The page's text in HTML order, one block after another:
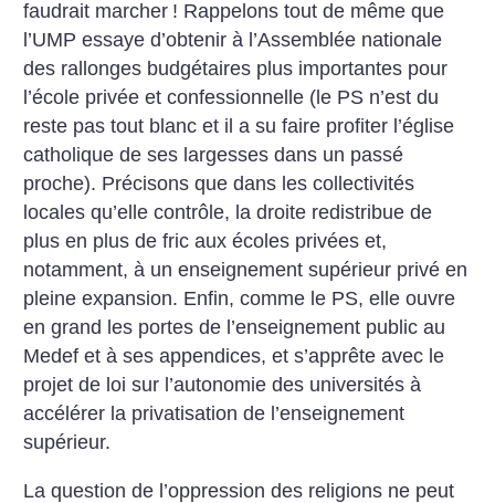
faudrait marcher ! Rappelons tout de même que
l’UMP essaye d’obtenir à l’Assemblée nationale
des rallonges budgétaires plus importantes pour
l’école privée et confessionnelle (le PS n’est du
reste pas tout blanc et il a su faire profiter l’église
catholique de ses largesses dans un passé
proche). Précisons que dans les collectivités
locales qu’elle contrôle, la droite redistribue de
plus en plus de fric aux écoles privées et,
notamment, à un enseignement supérieur privé en
pleine expansion. Enfin, comme le PS, elle ouvre
en grand les portes de l’enseignement public au
Medef et à ses appendices, et s’apprête avec le
projet de loi sur l’autonomie des universités à
accélérer la privatisation de l’enseignement
supérieur.
La question de l’oppression des religions ne peut